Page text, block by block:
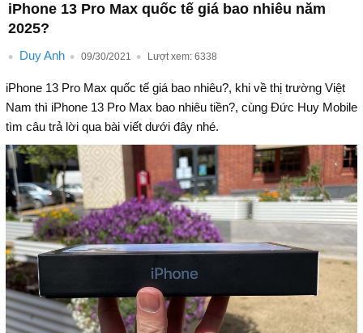
iPhone 13 Pro Max quốc tế giá bao nhiêu năm
2025?
Duy Anh 09/30/2021 Lượt xem: 6338
iPhone 13 Pro Max quốc tế giá bao nhiêu?, khi về thị trường Việt
Nam thì iPhone 13 Pro Max bao nhiêu tiền?, cùng Đức Huy Mobile
tìm câu trả lời qua bài viết dưới đây nhé.